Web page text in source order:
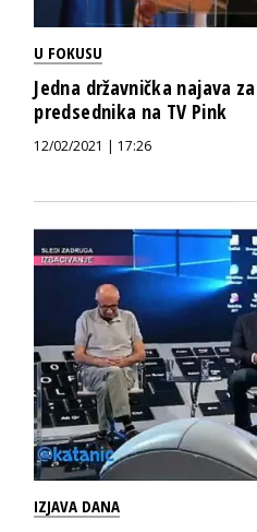
U FOKUSU
Jedna državnička najava
predsednika na TV Pink
12/02/2021 | 17:26
IZJAVA DANA